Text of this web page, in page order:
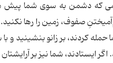
که دشمن به سوی شما پیش
صفوف، زمین را رها نکنید.
حمله کردند، بر زانو بنشینید
اگر ایستادند، شما نیز بر